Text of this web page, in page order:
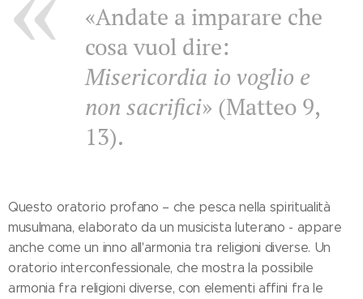
«Andate a imparare che
cosa vuol dire:
Misericordia io voglio e
non sacrifici» (Matteo 9,
13).
Questo oratorio profano – che pesca nella spiritualità
musulmana, elaborato da un musicista luterano - appare
anche come un inno all'armonia tra religioni diverse. Un
oratorio interconfessionale, che mostra la possibile
armonia fra religioni diverse, con elementi affini fra le